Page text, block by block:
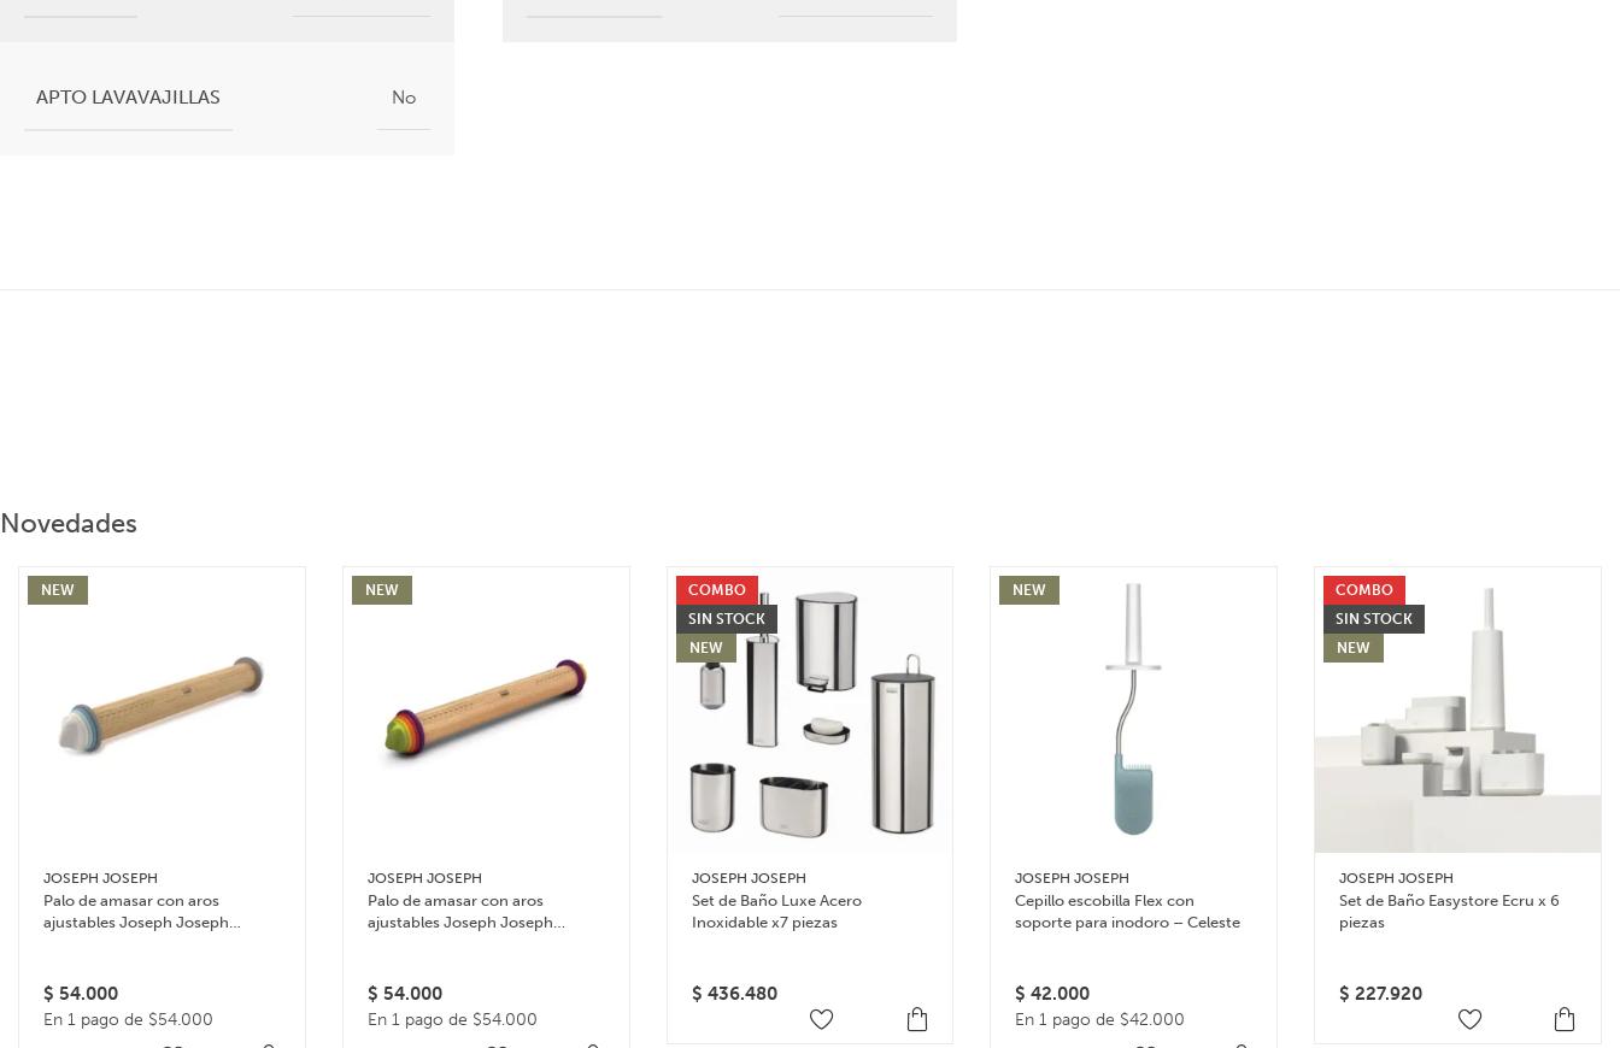
APTO LAVAVAJILLAS No
Novedades
NEW
JOSEPH JOSEPH
Palo de amasar con aros
ajustables Joseph Joseph
$ 54.000
En 1 pago de $54.000
NEW
JOSEPH JOSEPH
Palo de amasar con aros
ajustables Joseph Joseph
$ 54.000
En 1 pago de $54.000
COMBO
SIN STOCK
NEW
JOSEPH JOSEPH
Set de Baño Luxe Acero
Inoxidable x7 piezas
$ 436.480
NEW
JOSEPH JOSEPH
Cepillo escobilla Flex con
soporte para inodoro – Celeste
$ 42.000
En 1 pago de $42.000
COMBO
SIN STOCK
NEW
JOSEPH JOSEPH
Set de Baño Easystore Ecru x 6
piezas
$ 227.920